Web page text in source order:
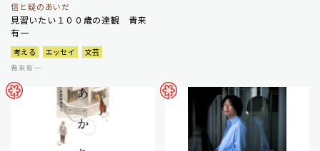
信と疑のあいだ
見習いたい１００歳の達観 青来
有一
考える エッセイ
文芸
青来有一